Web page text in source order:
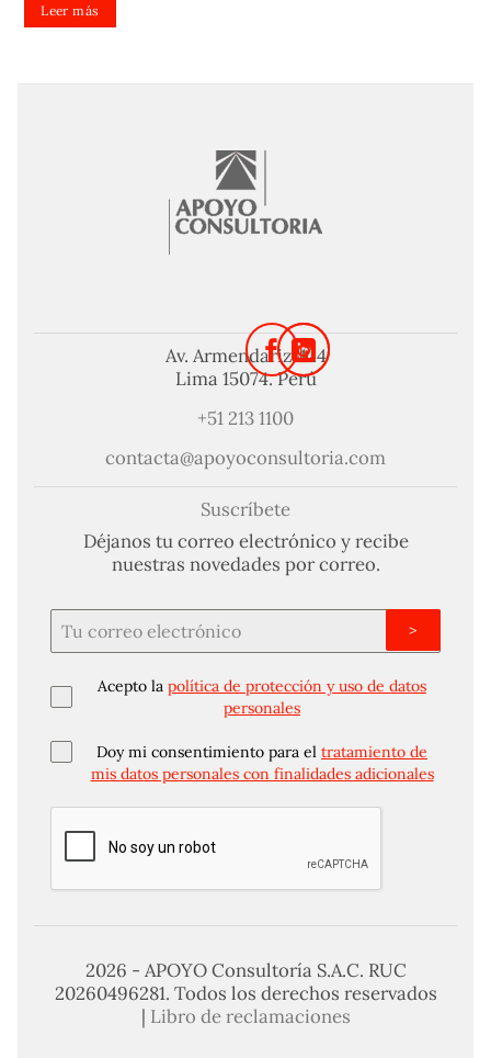
Leer más
Av. Armendariz 424
Lima 15074. Perú
+51 213 1100
contacta@apoyoconsultoria.com
Suscríbete
Déjanos tu correo electrónico y recibe
nuestras novedades por correo.
Acepto la política de protección y uso de datos
personales
Doy mi consentimiento para el tratamiento de
mis datos personales con finalidades adicionales
>
2026 - APOYO Consultoría S.A.C. RUC
20260496281. Todos los derechos reservados
| Libro de reclamaciones